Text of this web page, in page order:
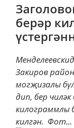
берәр
Закиров
могҗизалы
дип, бер чиләк
килограммлы
килгән. Фот...